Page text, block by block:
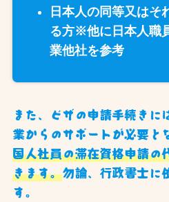
日本人の同等又はそ
る方※他に日本人職
業他社を参考
また、ビザの申請手続きに
業からのサポートが必要と
国人社員の滞在資格申請の
きます。勿論、行政書士に
す。